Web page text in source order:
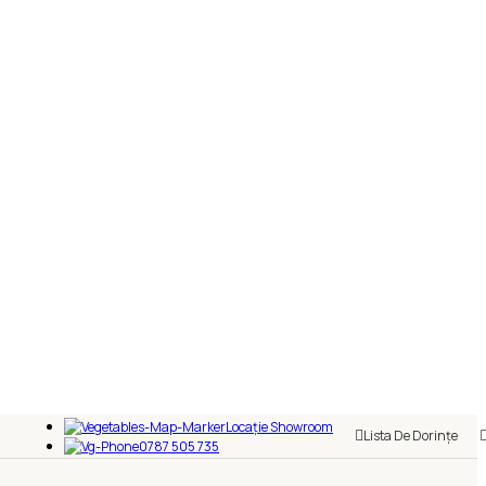
Locație Showroom
0787 505 735
Lista De Dorințe